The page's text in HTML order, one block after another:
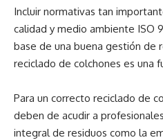
Incluir normativas tan
calidad y medio ambiente ISO
base de una buena gestión de
reciclado de colchones es una
Para un correcto reciclado de
deben de acudir a
integral de residuos como la